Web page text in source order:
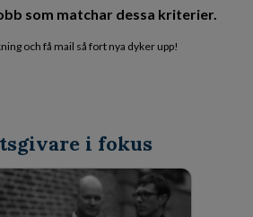
som matchar dessa kriterier.
och få mail så fort nya dyker upp!
i fokus